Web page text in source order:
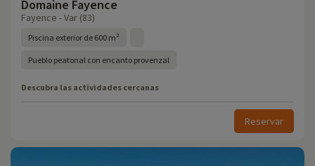
Domaine Fayence
Fayence - Var (83)
Piscina exterior de 600 m²
Pueblo peatonal con encanto provenzal
Descubra las actividades cercanas
Reservar